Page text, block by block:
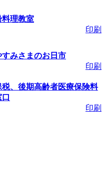
料理教室
印刷
すみさまのお日市
印刷
税、後期高齢者医療保険料
印刷